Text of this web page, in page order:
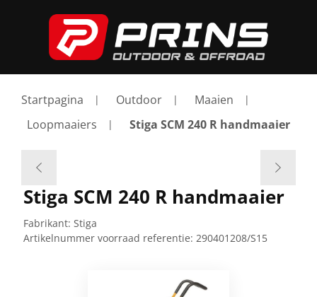
Startpagina Outdoor
Maaien
Loopmaaiers
Stiga SCM 240 R handmaaier
Stiga SCM 240 R handmaaier
Fabrikant: Stiga
Artikelnummer voorraad referentie: 290401208/S15